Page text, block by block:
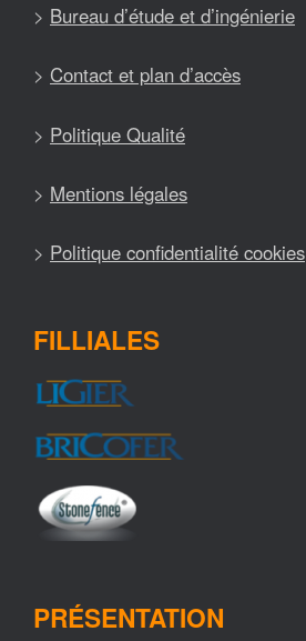
> Bureau d’étude et d’ingénierie
> Contact et plan d’accès
> Politique Qualité
> Mentions légales
> Politique confidentialité cookies
FILLIALES
PRÉSENTATION